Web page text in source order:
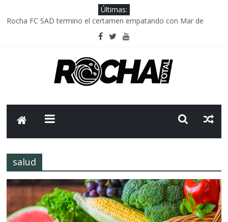
Últimas:
Rocha FC SAD termino el certamen empatando con Mar de
Delegación parlamentaria uruguaya llega a Israel; el Frente
Caso Charles Carrera: la causa que sobrevivió al paso del tiempo
Criminalidad en Uruguay: menos delitos,los homicidios son lo
salud